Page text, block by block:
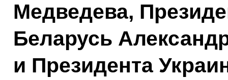
Медведева,
Беларусь
и Президента